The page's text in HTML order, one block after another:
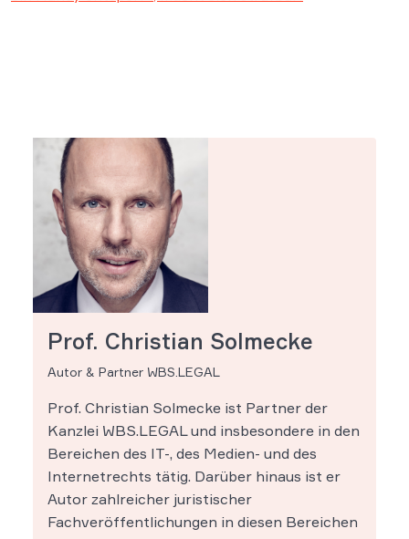
Prof. Christian Solmecke
Autor & Partner WBS.LEGAL
Prof. Christian Solmecke ist Partner der
Kanzlei WBS.LEGAL und insbesondere in den
Bereichen des IT-, des Medien- und des
Internetrechts tätig. Darüber hinaus ist er
Autor zahlreicher juristischer
Fachveröffentlichungen in diesen Bereichen